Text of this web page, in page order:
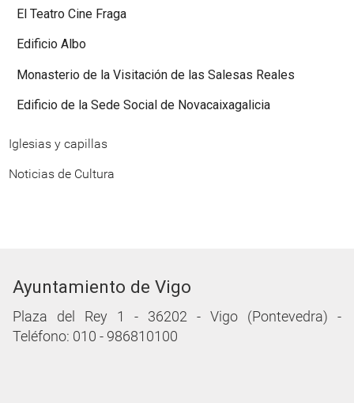
El Teatro Cine Fraga
Edificio Albo
Monasterio de la Visitación de las Salesas Reales
Edificio de la Sede Social de Novacaixagalicia
Iglesias y capillas
Noticias de Cultura
Ayuntamiento de Vigo
Plaza del Rey 1 - 36202 - Vigo (Pontevedra) -
Teléfono: 010 - 986810100